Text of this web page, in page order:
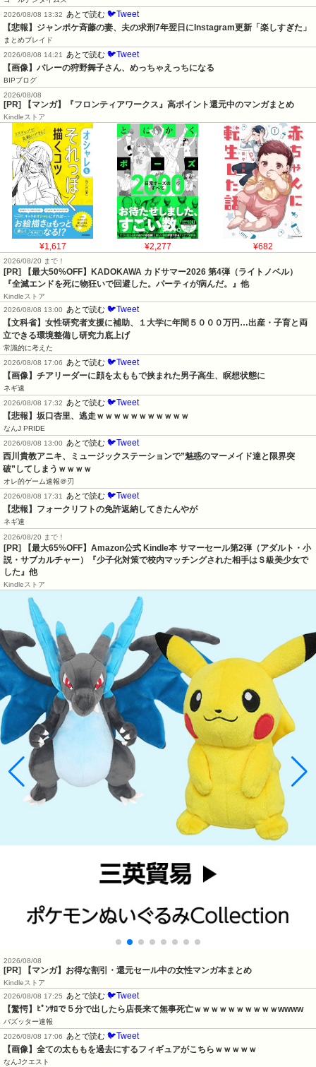
2026/08/08 13:32
あとで読む 🐦Tweet
【悲報】ジャンポケ斉藤の妻、夫の求刑7年翌日にInstagram更新「楽しすぎた」
まとめブレイド
2026/08/08 14:21
あとで読む 🐦Tweet
【画像】バレーの狩野舞子さん、めっちゃえっちになる
BIPブログ
2026/08/08
[PR] 【マンガ】『フロンティアワークス』高ポイント還元中のマンガまとめ
Kindleストア
¥1,617 ¥2,277 ¥682
2026/08/20 まで！
[PR]
【最大50%OFF】KADOKAWA カドサマー2026 第4弾（ライトノベル）
『全滅エンドを死に物狂いで回避した。パーティが病んだ。』他
Kindleストア
2026/08/08 13:00
あとで読む 🐦Tweet
【文科省】女性研究者支援に補助、１大学に年間５０００万円…出産・子育と両
立できる環境整備し研究力底上げ
常識的に考えた
2026/08/08 17:06
あとで読む 🐦Tweet
【画像】チアリーダーに顔を太ももで挟まれた男子高生、瞑想状態に
ネギ速
2026/08/08 17:32
あとで読む 🐦Tweet
【悲報】坂口杏里、逃走ｗｗｗｗｗｗｗｗｗｗｗ
なんJ PRIDE
2026/08/08 13:00
あとで読む 🐦Tweet
西川貴教アニキ、ミュージックステーションで”魅惑のマーメイド達と限界突
破”してしまうｗｗｗｗ
オレ的ゲーム速報＠刃
2026/08/08 17:31
あとで読む 🐦Tweet
【悲報】フォークリフトの免許返納してきたんやが
ネギ速
2026/08/20 まで！
[PR]
【最大65%OFF】Amazon公式 Kindle本 サマーセール第2弾（アダルト・小
説・サブカルチャー）『少子化対策で校内マッチングされた相手はＳ級美少女で
した』他
Kindleストア
2026/08/08
[PR] 【マンガ】お得な割引・還元セール中の女性マンガ本まとめ
Kindleストア
2026/08/08 17:25
あとで読む 🐦Tweet
【驚愕】ﾋﾟﾝｻﾛで５分で出したら店長来て無事死亡ｗｗｗｗｗｗｗｗｗｗwwww
バズッター速報
2026/08/08 17:06
あとで読む 🐦Tweet
【画像】全ての太ももを過去にするフィギュアがこちらｗｗｗｗｗ
なんJクエスト